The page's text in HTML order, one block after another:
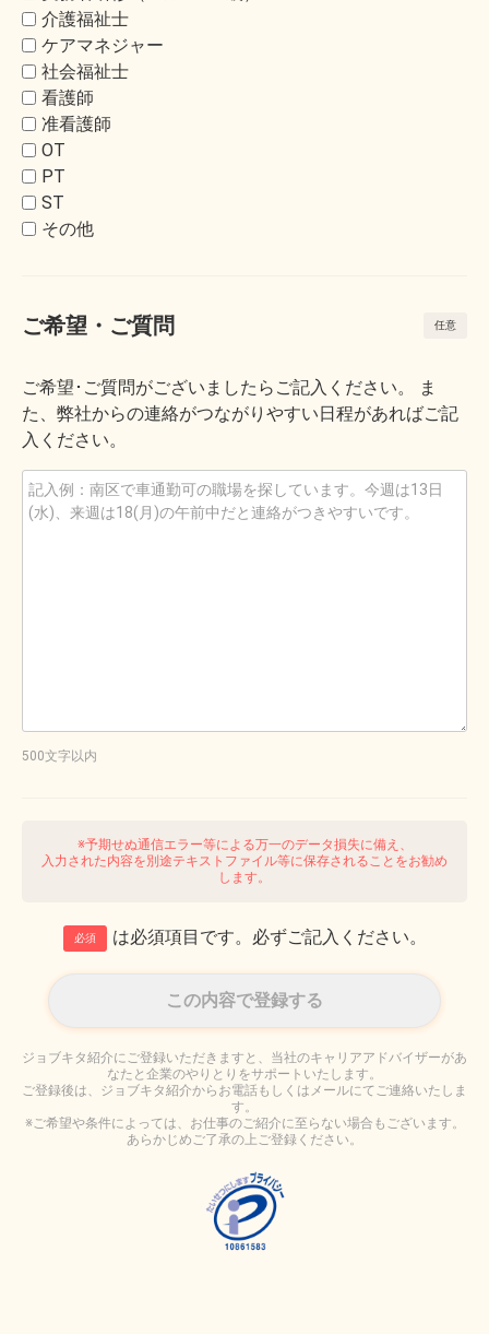
介護福祉士
ケアマネジャー
社会福祉士
看護師
准看護師
OT
PT
ST
その他
ご希望・ご質問
ご希望･ご質問がございましたらご記入ください。 ま
た、弊社からの連絡がつながりやすい日程があればご記
入ください。
500文字以内
※予期せぬ通信エラー等による万一のデータ損失に備え、
入力された内容を別途テキストファイル等に保存されることをお勧め
します。
必須 は必須項目です。必ずご記入ください。
ジョブキタ紹介にご登録いただきますと、当社のキャリアアドバイザーがあ
なたと企業のやりとりをサポートいたします。
ご登録後は、ジョブキタ紹介からお電話もしくはメールにてご連絡いたしま
す。
※ご希望や条件によっては、お仕事のご紹介に至らない場合もございます。
あらかじめご了承の上ご登録ください。